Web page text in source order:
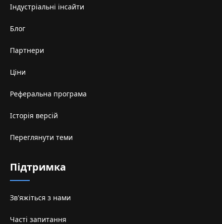
Індустріальні інсайти
Блог
Партнери
Ціни
Реферальна програма
Історія версій
Переглянути теми
Підтримка
Зв'яжіться з нами
Часті запитання